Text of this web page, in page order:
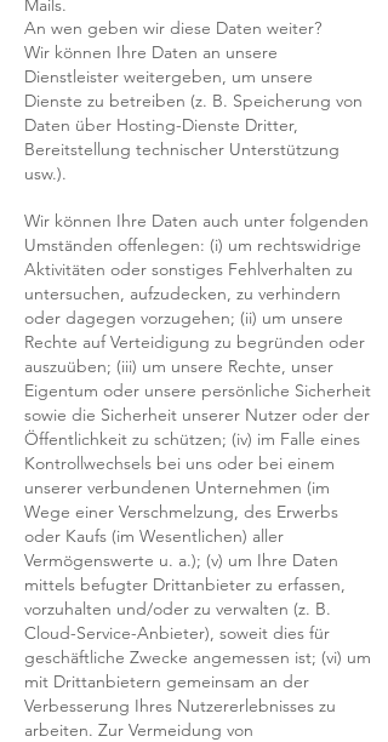
Mails.
An wen geben wir diese Daten weiter?
Wir können Ihre Daten an unsere
Dienstleister weitergeben, um unsere
Dienste zu betreiben (z. B. Speicherung von
Daten über Hosting-Dienste Dritter,
Bereitstellung technischer Unterstützung
usw.).
Wir können Ihre Daten auch unter folgenden
Umständen offenlegen: (i) um rechtswidrige
Aktivitäten oder sonstiges Fehlverhalten zu
untersuchen, aufzudecken, zu verhindern
oder dagegen vorzugehen; (ii) um unsere
Rechte auf Verteidigung zu begründen oder
auszuüben; (iii) um unsere Rechte, unser
Eigentum oder unsere persönliche Sicherheit
sowie die Sicherheit unserer Nutzer oder der
Öffentlichkeit zu schützen; (iv) im Falle eines
Kontrollwechsels bei uns oder bei einem
unserer verbundenen Unternehmen (im
Wege einer Verschmelzung, des Erwerbs
oder Kaufs (im Wesentlichen) aller
Vermögenswerte u. a.); (v) um Ihre Daten
mittels befugter Drittanbieter zu erfassen,
vorzuhalten und/oder zu verwalten (z. B.
Cloud-Service-Anbieter), soweit dies für
geschäftliche Zwecke angemessen ist; (vi) um
mit Drittanbietern gemeinsam an der
Verbesserung Ihres Nutzererlebnisses zu
arbeiten. Zur Vermeidung von